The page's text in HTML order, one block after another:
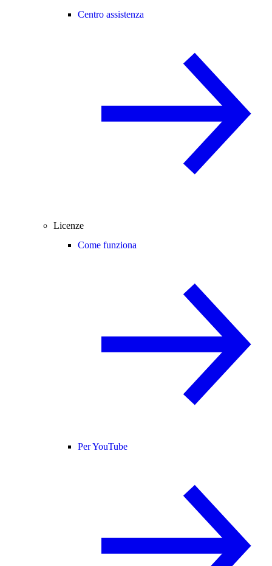
Centro assistenza
Licenze
Come funziona
Per YouTube